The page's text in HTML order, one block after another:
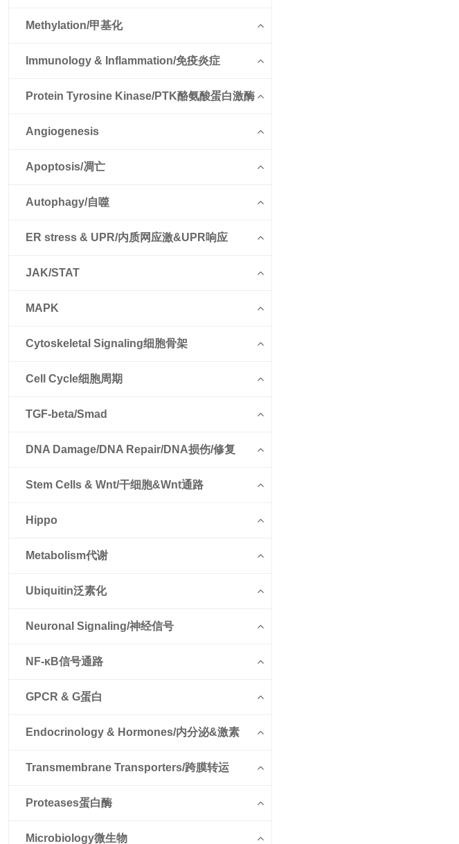
Methylation/甲基化
Immunology & Inflammation/免疫炎症
Protein Tyrosine Kinase/PTK酪氨酸蛋白激酶
Angiogenesis
Apoptosis/凋亡
Autophagy/自噬
ER stress & UPR/内质网应激&UPR响应
JAK/STAT
MAPK
Cytoskeletal Signaling细胞骨架
Cell Cycle细胞周期
TGF-beta/Smad
DNA Damage/DNA Repair/DNA损伤/修复
Stem Cells & Wnt/干细胞&Wnt通路
Hippo
Metabolism代谢
Ubiquitin泛素化
Neuronal Signaling/神经信号
NF-κB信号通路
GPCR & G蛋白
Endocrinology & Hormones/内分泌&激素
Transmembrane Transporters/跨膜转运
Proteases蛋白酶
Microbiology微生物